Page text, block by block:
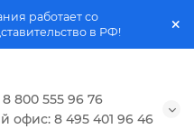
работает со
в РФ!
800 555 96 76
офис: 8 495 401 96 46